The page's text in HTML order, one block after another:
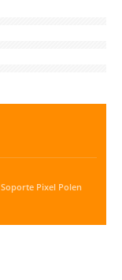
Soporte Pixel Polen